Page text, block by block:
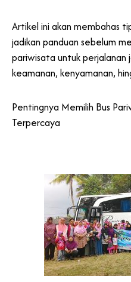
Artikel ini akan membahas
jadikan panduan sebelum
pariwisata untuk perjalanan
keamanan, kenyamanan,
Pentingnya Memilih Bus
Terpercaya